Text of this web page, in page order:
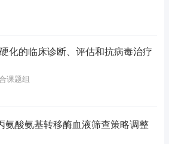
化的临床诊断、评估和抗病毒治疗
课题组
氨酸氨基转移酶血液筛查策略调整